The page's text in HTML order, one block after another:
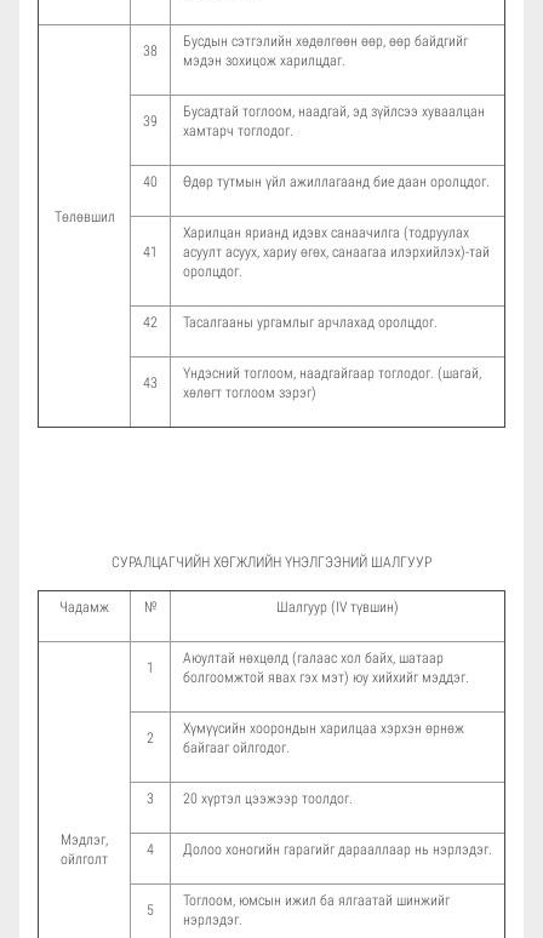
Төлөвшил
38
Бусдын сэтгэлийн хөдөлгөөн өөр, өөр байдгийг
мэдэн зохицож харилцдаг.
39
Бусадтай тоглоом, наадгай, эд зүйлсээ хуваалцан
хамтарч тоглодог.
40 Өдөр тутмын үйл ажиллагаанд бие даан оролцдог.
41
Харилцан ярианд идэвх санаачилга (тодруулах
асуулт асуух, хариу өгөх, санаагаа илэрхийлэх)-тай
оролцдог.
42 Тасалгааны ургамлыг арчлахад оролцдог.
43
Үндэсний тоглоом, наадгайгаар тоглодог. (шагай,
хөлөгт тоглоом зэрэг)
СУРАЛЦАГЧИЙН ХӨГЖЛИЙН ҮНЭЛГЭЭНИЙ ШАЛГУУР
Чадамж № Шалгуур (IV түвшин)
Мэдлэг,
ойлголт
1
Аюултай нөхцөлд (галаас хол байх, шатаар
болгоомжтой явах гэх мэт) юу хийхийг мэддэг.
2
Хүмүүсийн хоорондын харилцаа хэрхэн өрнөж
байгааг ойлгодог.
3 20 хүртэл цээжээр тоолдог.
4 Долоо хоногийн гарагийг дарааллаар нь нэрлэдэг.
5
Тоглоом, юмсын ижил ба ялгаатай шинжийг
нэрлэдэг.